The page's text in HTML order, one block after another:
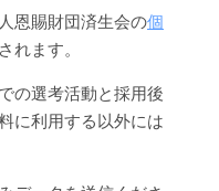
恩賜財団済生会の個
れます。
の選考活動と採用後
に利用する以外には